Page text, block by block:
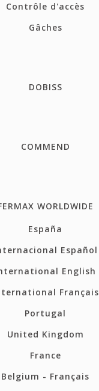
Contrôle d'accès
Gâches
DOBISS
COMMEND
WORLDWIDE
España
Español
English
Français
Portugal
United Kingdom
France
Belgium - Français